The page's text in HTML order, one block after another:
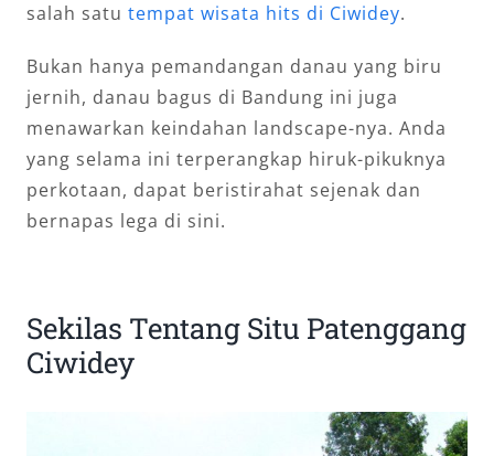
salah satu tempat wisata hits di Ciwidey.
Bukan hanya pemandangan danau yang biru
jernih, danau bagus di Bandung ini juga
menawarkan keindahan landscape-nya. Anda
yang selama ini terperangkap hiruk-pikuknya
perkotaan, dapat beristirahat sejenak dan
bernapas lega di sini.
Sekilas Tentang Situ Patenggang
Ciwidey